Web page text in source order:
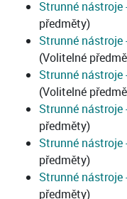
Strunné
předměty)
Strunné
(Volitelné
Strunné
(Volitelné
Strunné
předměty)
Strunné
předměty)
Strunné nástroje
předměty)